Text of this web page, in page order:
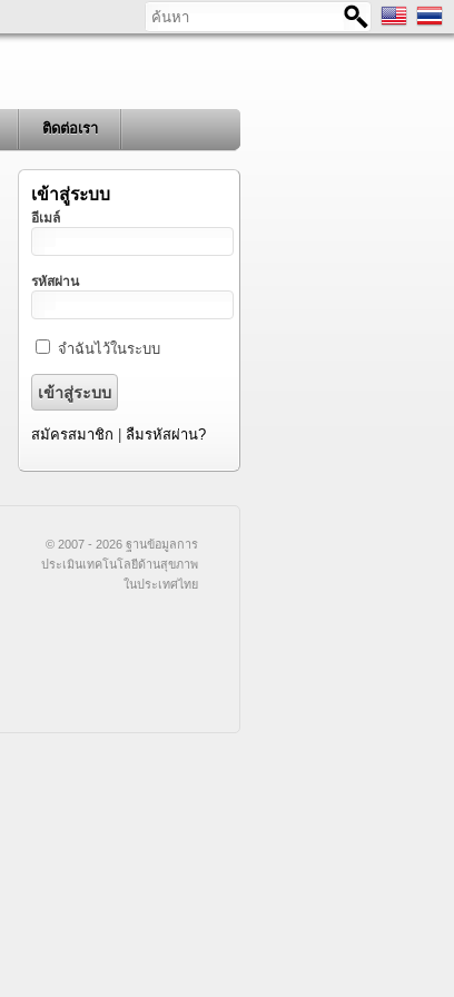
ค้นหา
ติดต่อเรา
เข้าสู่ระบบ
อีเมล์
รหัสผ่าน
จำฉันไว้ในระบบ
สมัครสมาชิก ลืมรหัสผ่าน?
© 2007 - 2026 ฐานข้อมูลการ
ประเมินเทคโนโลยีด้านสุขภาพ
ในประเทศไทย